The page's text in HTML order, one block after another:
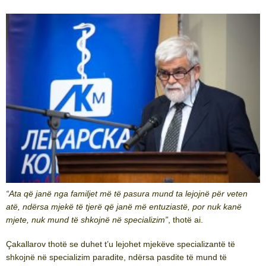
“Ata që janë nga familjet më të pasura mund ta lejojnë për veten
atë, ndërsa mjekë të tjerë që janë më entuziastë, por nuk kanë
mjete, nuk mund të shkojnë në specializim” , thotë ai.
Çakallarov thotë se duhet t’u lejohet mjekëve specializantë të
shkojnë në specializim paradite, ndërsa pasdite të mund të